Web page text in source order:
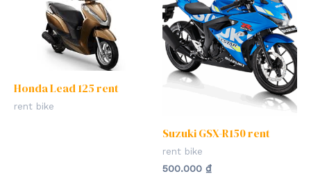
Honda Lead 125 rent
rent bike
Suzuki GSX-R150 rent
rent bike
500.000 ₫